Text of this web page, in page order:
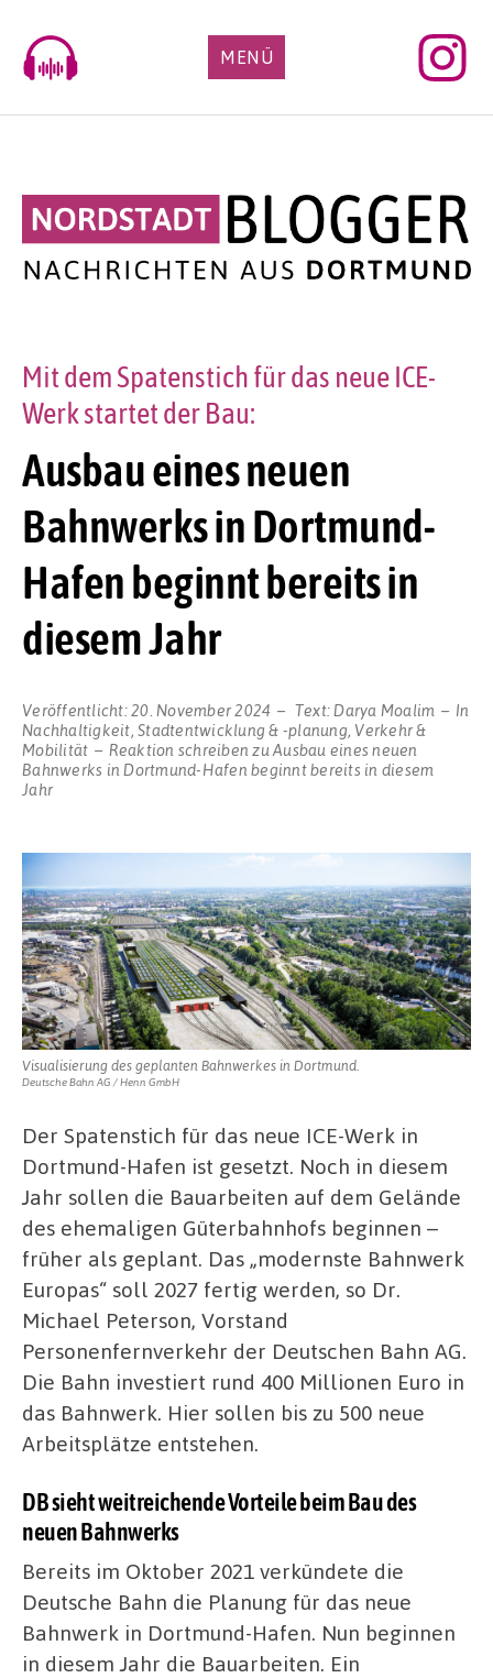
content
MENÜ
Ausbau eines neuen
Bahnwerks in Dortmund-
Hafen beginnt bereits in
diesem Jahr
Mit dem Spatenstich für das neue ICE-
Werk startet der Bau:
Veröffentlicht:20. November 2024 Text:Darya Moalim
In
Nachhaltigkeit, Stadtentwicklung & -planung, Verkehr &
Mobilität
Reaktion schreiben zu Ausbau eines neuen
Bahnwerks in Dortmund-Hafen beginnt bereits in diesem
Jahr
Visualisierung des geplanten Bahnwerkes in Dortmund.
Deutsche Bahn AG / Henn GmbH
Der Spatenstich für das neue ICE-Werk in
Dortmund-Hafen ist gesetzt. Noch in diesem
Jahr sollen die Bauarbeiten auf dem Gelände
des ehemaligen Güterbahnhofs beginnen –
früher als geplant. Das „modernste Bahnwerk
Europas“ soll 2027 fertig werden, so Dr.
Michael Peterson, Vorstand
Personenfernverkehr der Deutschen Bahn AG.
Die Bahn investiert rund 400 Millionen Euro in
das Bahnwerk. Hier sollen bis zu 500 neue
Arbeitsplätze entstehen.
DB sieht weitreichende Vorteile beim Bau des
neuen Bahnwerks
Bereits im Oktober 2021 verkündete die
Deutsche Bahn die Planung für das neue
Bahnwerk in Dortmund-Hafen. Nun beginnen
in diesem Jahr die Bauarbeiten. Ein